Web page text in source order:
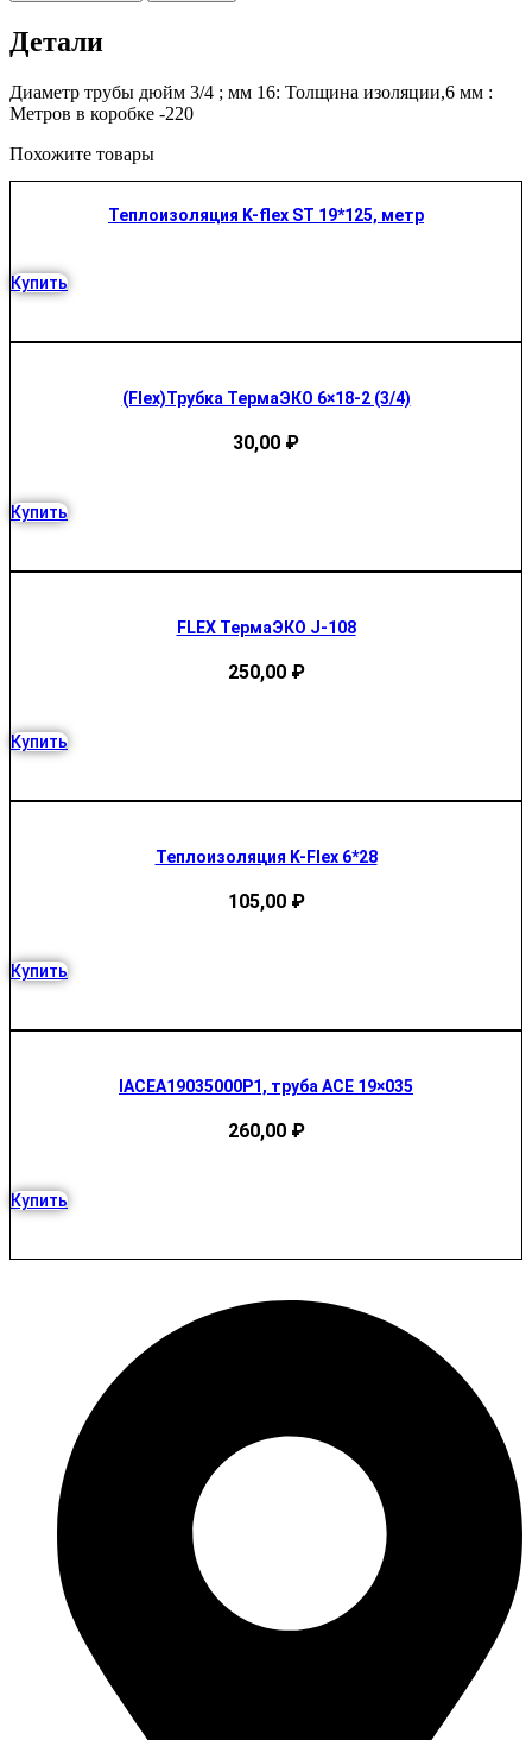
Детали
Диаметр трубы дюйм 3/4 ; мм 16: Толщина изоляции,6 мм :
Метров в коробке -220
Похожите товары
Теплоизоляция K-flex ST 19*125, метр
Купить
(Flex)Трубка ТермаЭКО 6×18-2 (3/4)
30,00 ₽
Купить
FLEX ТермаЭКО J-108
250,00 ₽
Купить
Теплоизоляция K-Flex 6*28
105,00 ₽
Купить
IACEA19035000P1, труба ACE 19×035
260,00 ₽
Купить